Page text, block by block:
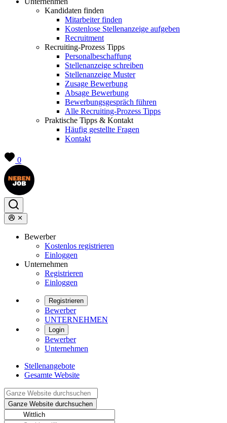
Kandidaten finden
Mitarbeiter finden
Kostenlose Stellenanzeige aufgeben
Recruitment
Recruiting-Prozess Tipps
Personalbeschaffung
Stellenanzeige schreiben
Stellenanzeige Muster
Zusage Bewerbung
Absage Bewerbung
Bewerbungsgespräch führen
Alle Recruiting-Prozess Tipps
Praktische Tipps & Kontakt
Häufig gestellte Fragen
Kontakt
0
Bewerber
Kostenlos registrieren
Einloggen
Unternehmen
Registrieren
Einloggen
Registrieren
Bewerber
UNTERNEHMEN
Login
Bewerber
Unternehmen
Stellenangebote
Gesamte Website